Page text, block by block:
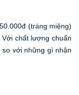
(tráng miệng)
chất lượng chuẩn
so với những gì nhận